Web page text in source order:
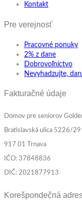
Kontakt
Pre verejnosť
Pracovné ponuky
2% z dane
Dobrovoľníctvo
Nevyhadzujte,
Fakturačné údaje
Domov pre seniorov
Bratislavská ulica 5226/29
917 01 Trnava
IČO: 37848836
DIČ: 2021877913
Korešpondečná